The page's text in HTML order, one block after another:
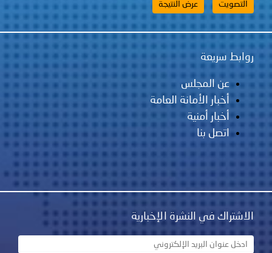
سريعة
عن المجلس
أخبار الأمانة العامة
أخبار أمنية
اتصل بنا
في النشرة الإخبارية